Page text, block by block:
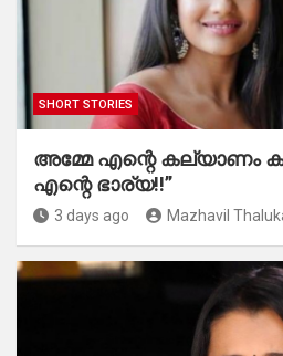
SHORT STORIES
അമ്മേ എന്റെ കല്യാണം
എന്റെ ഭാര്യ!!”
3 days ago Mazhavil